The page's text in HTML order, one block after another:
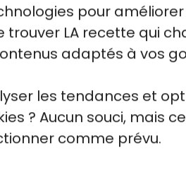
pour
LA recette qui
adaptés à vos
les tendances et
? Aucun souci, mais
comme prévu.
sucre
Pocher